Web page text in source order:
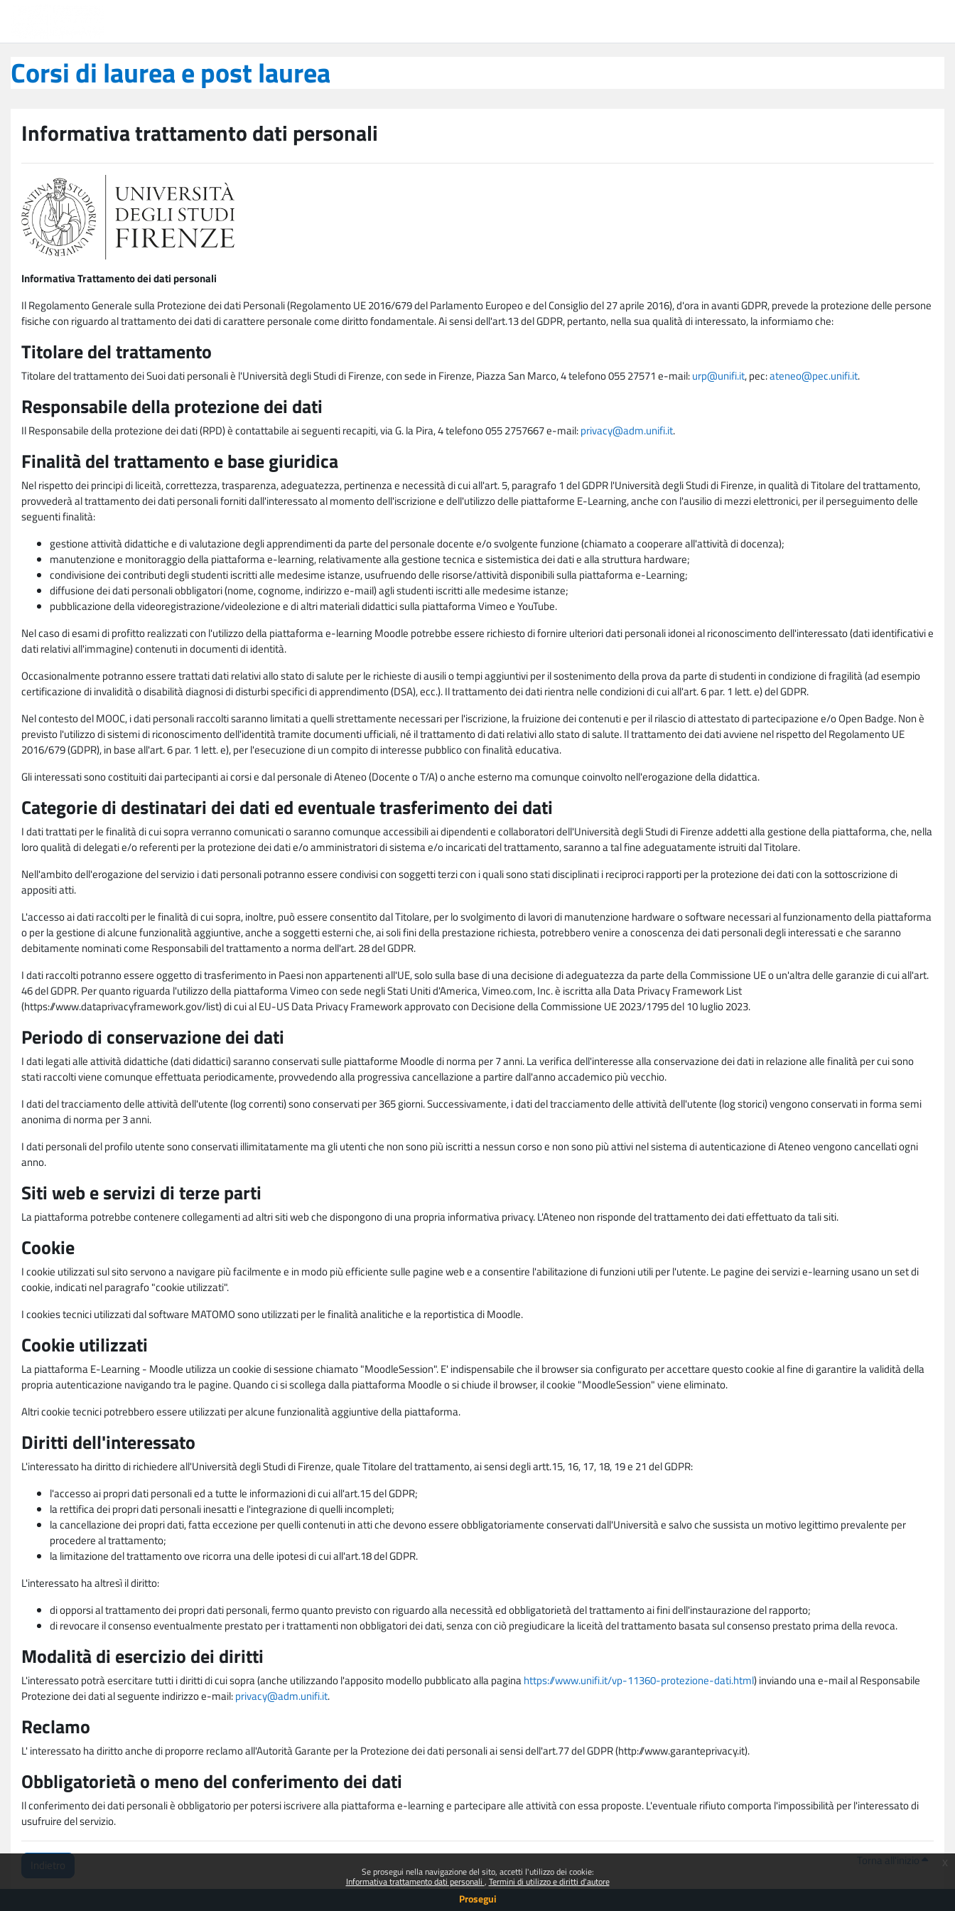
Se prosegui nella navigazione del sito, accetti l'utilizzo dei cookie:
Informativa trattamento dati personali Termini di utilizzo e diritti d'autore
Prosegui
Corsi di laurea e post laurea
Informativa trattamento dati personali
Informativa Trattamento dei dati personali
Il Regolamento Generale sulla Protezione dei dati Personali (Regolamento UE 2016/679 del Parlamento Europeo e del Consiglio del 27 aprile 2016), d'ora in avanti GDPR, prevede la protezione delle persone
fisiche con riguardo al trattamento dei dati di carattere personale come diritto fondamentale. Ai sensi dell'art.13 del GDPR, pertanto, nella sua qualità di interessato, la informiamo che:
Titolare del trattamento
Titolare del trattamento dei Suoi dati personali è l'Università degli Studi di Firenze, con sede in Firenze, Piazza San Marco, 4 telefono 055 27571 e-mail:urp@unifi.it, pec:ateneo@pec.unifi.it.
Responsabile della protezione dei dati
Il Responsabile della protezione dei dati (RPD) è contattabile ai seguenti recapiti, via G. la Pira, 4 telefono 055 2757667 e-mail:privacy@adm.unifi.it.
Finalità del trattamento e base giuridica
Nel rispetto dei principi di liceità, correttezza, trasparenza, adeguatezza, pertinenza e necessità di cui all'art. 5, paragrafo 1 del GDPR l'Università degli Studi di Firenze, in qualità di Titolare del trattamento,
provvederà al trattamento dei dati personali forniti dall'interessato al momento dell'iscrizione e dell'utilizzo delle piattaforme E-Learning, anche con l'ausilio di mezzi elettronici, per il perseguimento delle
seguenti finalità:
gestione attività didattiche e di valutazione degli apprendimenti da parte del personale docente e/o svolgente funzione (chiamato a cooperare all'attività di docenza);
manutenzione e monitoraggio della piattaforma e-learning, relativamente alla gestione tecnica e sistemistica dei dati e alla struttura hardware;
condivisione dei contributi degli studenti iscritti alle medesime istanze, usufruendo delle risorse/attività disponibili sulla piattaforma e-Learning;
diffusione dei dati personali obbligatori (nome, cognome, indirizzo e-mail) agli studenti iscritti alle medesime istanze;
pubblicazione della videoregistrazione/videolezione e di altri materiali didattici sulla piattaforma Vimeo e YouTube.
Nel caso di esami di profitto realizzati con l'utilizzo della piattaforma e-learning Moodle potrebbe essere richiesto di fornire ulteriori dati personali idonei al riconoscimento dell'interessato (dati identificativi e
dati relativi all'immagine) contenuti in documenti di identità.
Occasionalmente potranno essere trattati dati relativi allo stato di salute per le richieste di ausili o tempi aggiuntivi per il sostenimento della prova da parte di studenti in condizione di fragilità (ad esempio
certificazione di invalidità o disabilità diagnosi di disturbi specifici di apprendimento (DSA), ecc.). Il trattamento dei dati rientra nelle condizioni di cui all'art. 6 par. 1 lett. e) del GDPR.
Nel contesto del MOOC, i dati personali raccolti saranno limitati a quelli strettamente necessari per l'iscrizione, la fruizione dei contenuti e per il rilascio di attestato di partecipazione e/o Open Badge. Non è
previsto l'utilizzo di sistemi di riconoscimento dell'identità tramite documenti ufficiali, né il trattamento di dati relativi allo stato di salute. Il trattamento dei dati avviene nel rispetto del Regolamento UE
2016/679 (GDPR), in base all'art. 6 par. 1 lett. e), per l'esecuzione di un compito di interesse pubblico con finalità educativa.
Gli interessati sono costituiti dai partecipanti ai corsi e dal personale di Ateneo (Docente o T/A) o anche esterno ma comunque coinvolto nell'erogazione della didattica.
Categorie di destinatari dei dati ed eventuale trasferimento dei dati
I dati trattati per le finalità di cui sopra verranno comunicati o saranno comunque accessibili ai dipendenti e collaboratori dell'Università degli Studi di Firenze addetti alla gestione della piattaforma, che, nella
loro qualità di delegati e/o referenti per la protezione dei dati e/o amministratori di sistema e/o incaricati del trattamento, saranno a tal fine adeguatamente istruiti dal Titolare.
Nell'ambito dell'erogazione del servizio i dati personali potranno essere condivisi con soggetti terzi con i quali sono stati disciplinati i reciproci rapporti per la protezione dei dati con la sottoscrizione di
appositi atti.
L'accesso ai dati raccolti per le finalità di cui sopra, inoltre, può essere consentito dal Titolare, per lo svolgimento di lavori di manutenzione hardware o software necessari al funzionamento della piattaforma
o per la gestione di alcune funzionalità aggiuntive, anche a soggetti esterni che, ai soli fini della prestazione richiesta, potrebbero venire a conoscenza dei dati personali degli interessati e che saranno
debitamente nominati come Responsabili del trattamento a norma dell'art. 28 del GDPR.
I dati raccolti potranno essere oggetto di trasferimento in Paesi non appartenenti all'UE, solo sulla base di una decisione di adeguatezza da parte della Commissione UE o un'altra delle garanzie di cui all'art.
46 del GDPR. Per quanto riguarda l'utilizzo della piattaforma Vimeo con sede negli Stati Uniti d'America, Vimeo.com, Inc. è iscritta alla Data Privacy Framework List
(https://www.dataprivacyframework.gov/list) di cui al EU-US Data Privacy Framework approvato con Decisione della Commissione UE 2023/1795 del 10 luglio 2023.
Periodo di conservazione dei dati
I dati legati alle attività didattiche (dati didattici) saranno conservati sulle piattaforme Moodle di norma per 7 anni. La verifica dell'interesse alla conservazione dei dati in relazione alle finalità per cui sono
stati raccolti viene comunque effettuata periodicamente, provvedendo alla progressiva cancellazione a partire dall'anno accademico più vecchio.
I dati del tracciamento delle attività dell'utente (log correnti) sono conservati per 365 giorni. Successivamente, i dati del tracciamento delle attività dell'utente (log storici) vengono conservati in forma semi
anonima di norma per 3 anni.
I dati personali del profilo utente sono conservati illimitatamente ma gli utenti che non sono più iscritti a nessun corso e non sono più attivi nel sistema di autenticazione di Ateneo vengono cancellati ogni
anno.
Siti web e servizi di terze parti
La piattaforma potrebbe contenere collegamenti ad altri siti web che dispongono di una propria informativa privacy. L'Ateneo non risponde del trattamento dei dati effettuato da tali siti.
Cookie
I cookie utilizzati sul sito servono a navigare più facilmente e in modo più efficiente sulle pagine web e a consentire l'abilitazione di funzioni utili per l'utente. Le pagine dei servizi e-learning usano un set di
cookie, indicati nel paragrafo "cookie utilizzati".
I cookies tecnici utilizzati dal software MATOMO sono utilizzati per le finalità analitiche e la reportistica di Moodle.
Cookie utilizzati
La piattaforma E-Learning - Moodle utilizza un cookie di sessione chiamato "MoodleSession". E' indispensabile che il browser sia configurato per accettare questo cookie al fine di garantire la validità della
propria autenticazione navigando tra le pagine. Quando ci si scollega dalla piattaforma Moodle o si chiude il browser, il cookie "MoodleSession" viene eliminato.
Altri cookie tecnici potrebbero essere utilizzati per alcune funzionalità aggiuntive della piattaforma.
Diritti dell'interessato
L'interessato ha diritto di richiedere all'Università degli Studi di Firenze, quale Titolare del trattamento, ai sensi degli artt.15, 16, 17, 18, 19 e 21 del GDPR:
l'accesso ai propri dati personali ed a tutte le informazioni di cui all'art.15 del GDPR;
la rettifica dei propri dati personali inesatti e l'integrazione di quelli incompleti;
la cancellazione dei propri dati, fatta eccezione per quelli contenuti in atti che devono essere obbligatoriamente conservati dall'Università e salvo che sussista un motivo legittimo prevalente per
procedere al trattamento;
la limitazione del trattamento ove ricorra una delle ipotesi di cui all'art.18 del GDPR.
L'interessato ha altresì il diritto:
di opporsi al trattamento dei propri dati personali, fermo quanto previsto con riguardo alla necessità ed obbligatorietà del trattamento ai fini dell'instaurazione del rapporto;
di revocare il consenso eventualmente prestato per i trattamenti non obbligatori dei dati, senza con ciò pregiudicare la liceità del trattamento basata sul consenso prestato prima della revoca.
Modalità di esercizio dei diritti
L'interessato potrà esercitare tutti i diritti di cui sopra (anche utilizzando l'apposito modello pubblicato alla paginahttps://www.unifi.it/vp-11360-protezione-dati.html) inviando una e-mail al Responsabile
Protezione dei dati al seguente indirizzo e-mail:privacy@adm.unifi.it.
Reclamo
L' interessato ha diritto anche di proporre reclamo all'Autorità Garante per la Protezione dei dati personali ai sensi dell'art.77 del GDPR (http://www.garanteprivacy.it).
Obbligatorietà o meno del conferimento dei dati
Il conferimento dei dati personali è obbligatorio per potersi iscrivere alla piattaforma e-learning e partecipare alle attività con essa proposte. L'eventuale rifiuto comporta l'impossibilità per l'interessato di
usufruire del servizio.
Indietro Torna all'inizio